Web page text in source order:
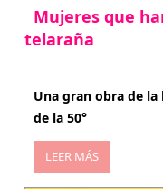
Mujeres que
telaraña
Una gran obra de la
de la 50°
LEER MÁS